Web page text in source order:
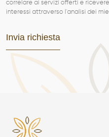
correlare ai servizi offerti e
interessi attraverso l'analisi dei